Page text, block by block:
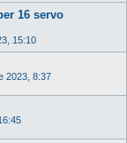
16 servo
15:10
2023, 8:37